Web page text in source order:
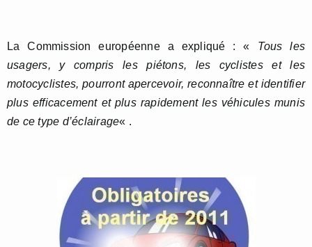
La Commission européenne a expliqué : « Tous les
usagers, y compris les piétons, les cyclistes et les
motocyclistes, pourront apercevoir, reconnaître et identifier
plus efficacement et plus rapidement les véhicules munis
de ce type d’éclairage« .